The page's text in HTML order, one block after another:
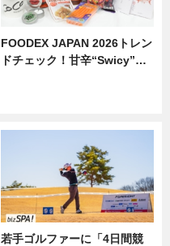
FOODEX JAPAN 2026トレン
ドチェック！甘辛“Swicy”…
若手ゴルファーに「4日間競